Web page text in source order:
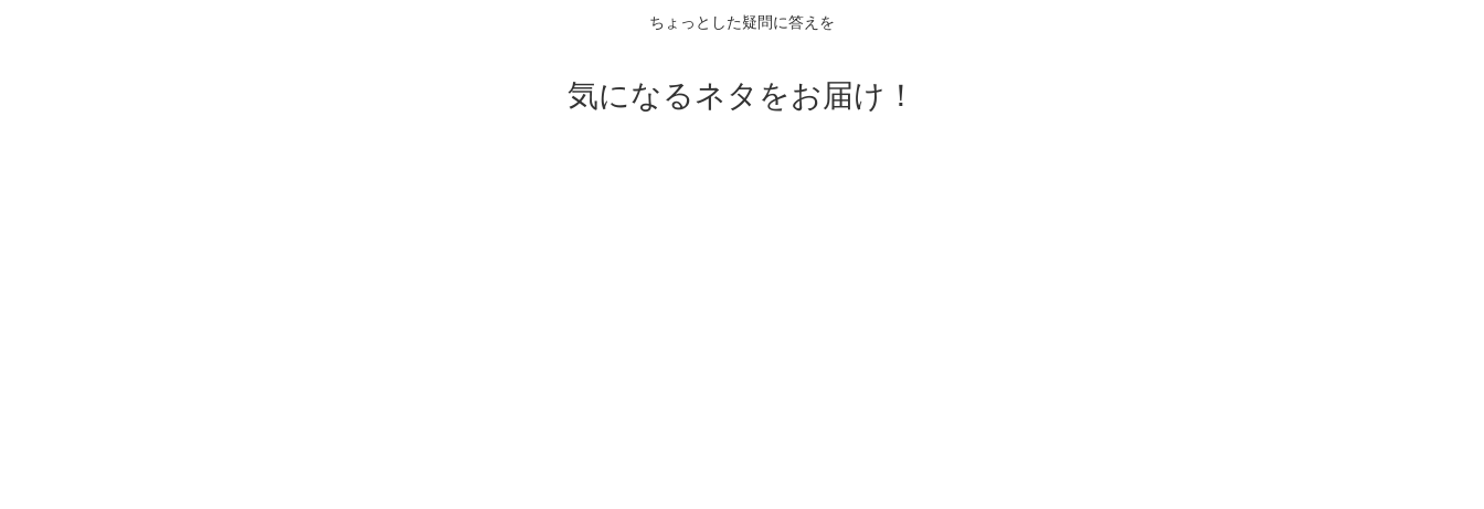
ちょっとした疑問に答えを
気になるネタをお届け！